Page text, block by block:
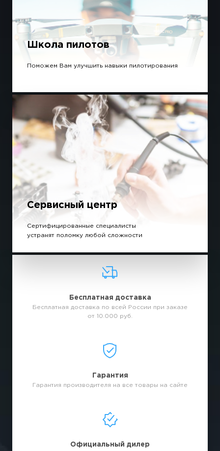
Школа пилотов
Поможем Вам улучшить навыки пилотирования
Сервисный центр
Сертифицированные специалисты
устранят поломку любой сложности
Бесплатная доставка
Бесплатная доставка по всей России при заказе
от 10.000 руб.
Гарантия
Гарантия производителя на все товары на сайте
Официальный дилер